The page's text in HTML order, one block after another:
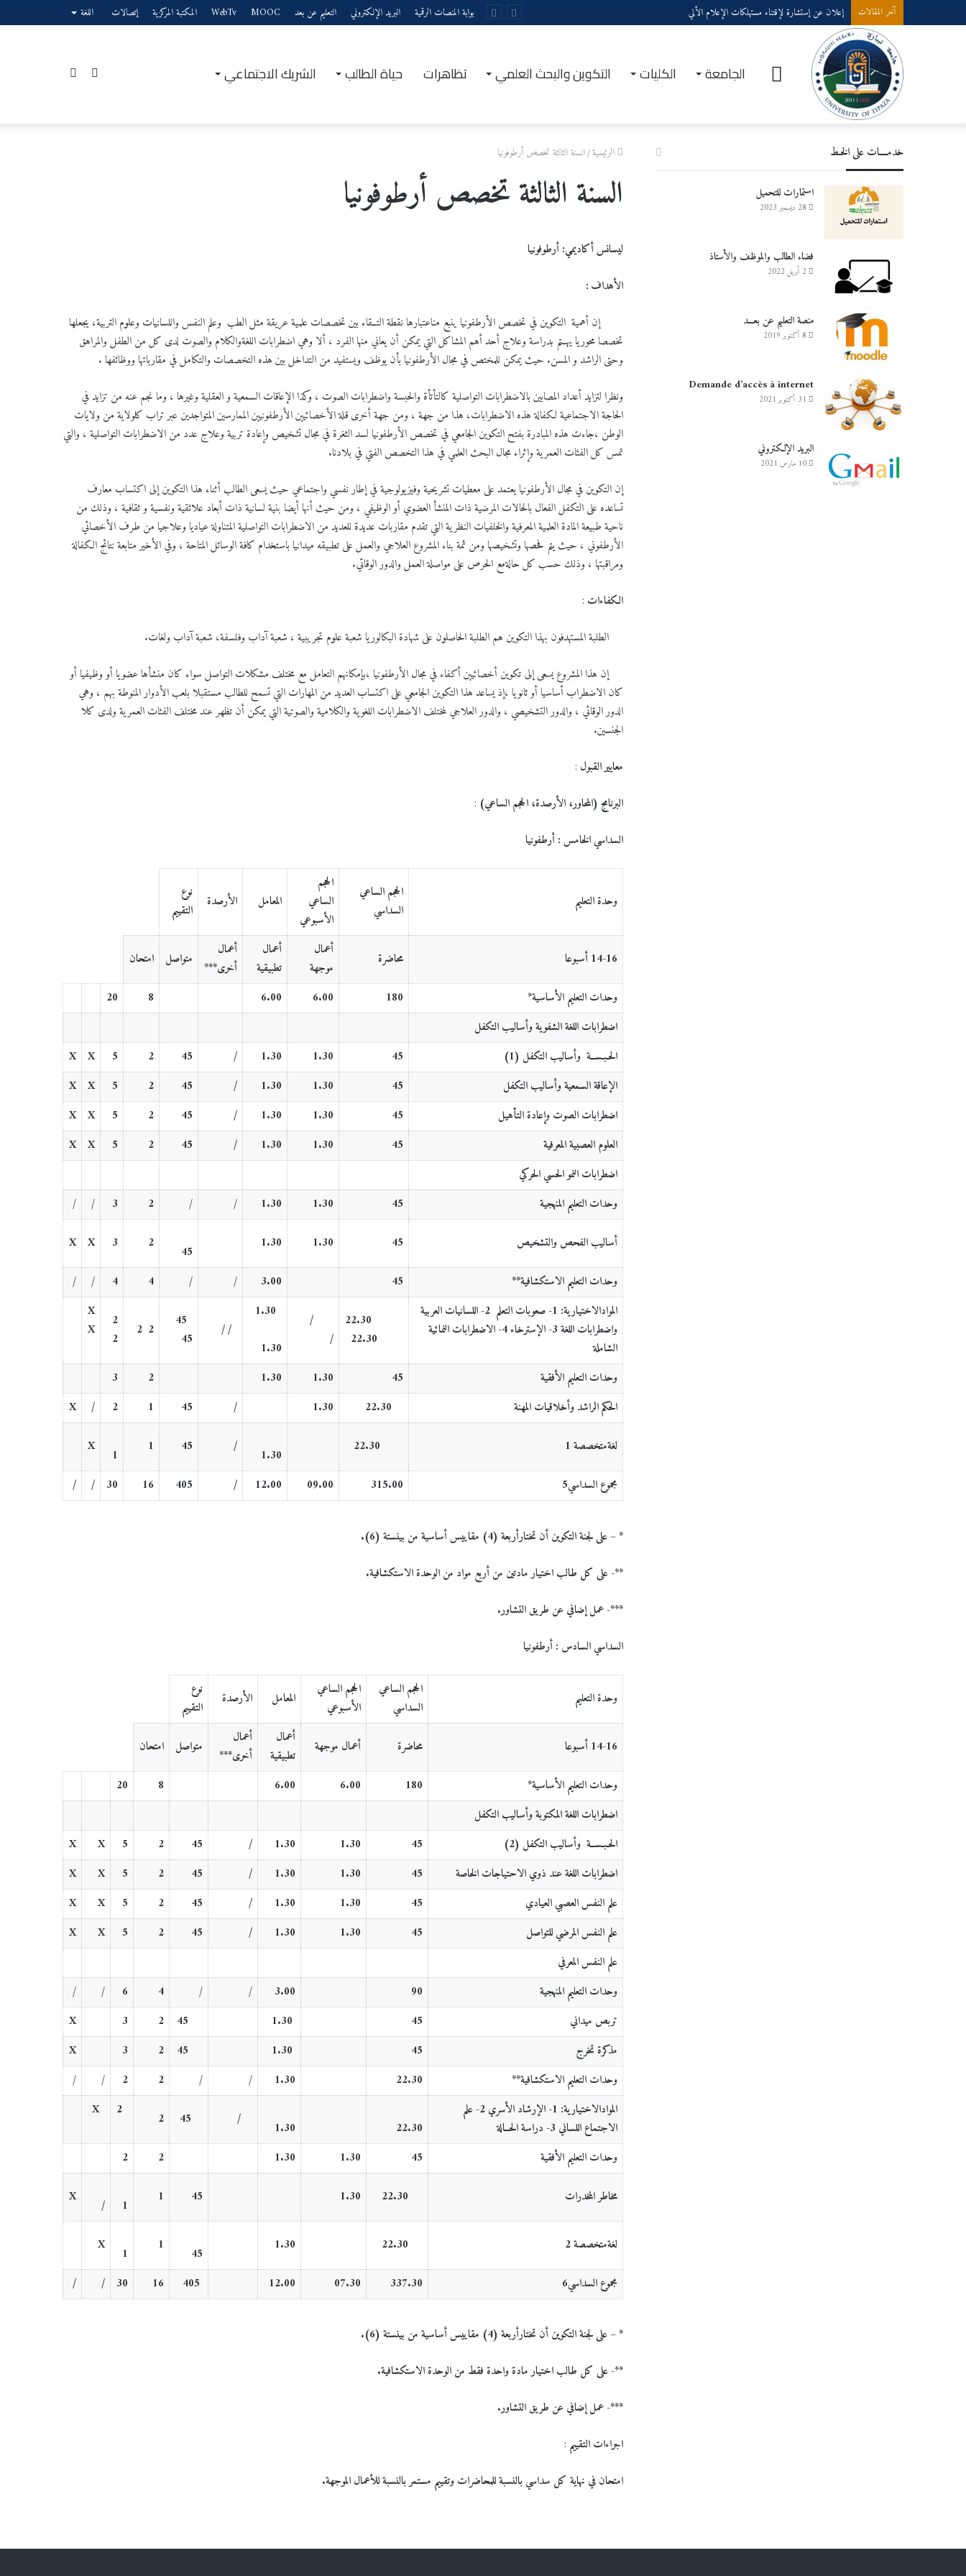
آخر المقالات إعلان عن إستشارة لإقتناء مستهلكات الإعلام الألي بوابة المنصات الرقمية البريد الإلكتروني التعليم عن بعد MOOC
WebTv المكتبة المركزية إتصالات اللغة
الرئيسيةالجامعة الكليات التكوين والبحث العلمي تظاهرات حياة الطالب الشريك الاجتماعي إضافة
الرئيسية/السنة الثالثة تخصص أرطوفونيا
السنة الثالثة تخصص أرطوفونيا
ليسانس أكاديمي: أرطوفونيا
الأهداف:
إن أهمية التكوين في تخصص الأرطفونيا ينبع مناعتبارها نقطة التــقاء بين تخصصات علمية عريقة مثل الطب وعلم النفس واللسانيات وعلوم التربية، يجعلها
تخصصا محوريا يهــتم بدراسة وعلاج أحد أهم المشاكل التي يمكن أن يعاني منها الفرد ، ألا وهي اضطرابات اللغةوالكلام والصوت لدى كل من الطفل والمراهق
وحتى الراشد و المسن. حيث يمكن للمختص في مجال الأرطفونيا بأن يوظف ويستفيد من التداخل بين هذه التخصصات والتكامل في مقارباتها ووظائفها .
ونظرا لتزايد أعداد المصابين بالاضطرابات التواصلية كالتأتأة والحبسة واضطرابات الصوت ، وكذا الإعاقات السمعية و العقلية وغيرها ، وما نجم عنه من تزايد في
الحاجة الاجتماعية لكفالة هذه الاضطرابات، هذا من جهة ، ومن جهة أخرى قلة الأخصائيين الأرطفونيين الممارسين المتواجدين عبر تراب كلولاية من ولايات
الوطن ،جاءت هذه المبادرة بفتح التكوين الجامعي في تخصص الأرطفونيا لسد الثغرة في مجال تشخيص وإعادة تربية وعلاج عدد من الاضطرابات التواصلية ، والتي
تمس كل الفئات العمرية وإثراء مجال البحث العلمي في هذا التخصص الفتي في بلادنا.
إن التكوين في مجال الأرطفونيا يعتمد على معطيات تشريحية وفيزيولوجية في إطار نفسي واجتماعي حيث يسعى الطالب أثناء هذا التكوين إلى اكتساب معارف
تساعده على التكفل الفعال بالحالات المرضية ذات المنشأ العضوي أو الوظيفي ، ومن حيث أنها أيضا بنية لسانية ذات أبعاد علائقية ونفسية و ثقافية ، وذلك من
ناحية طبيعة المادة العلمية المعرفية والخلفيات النظرية التي تقدم مقاربات عديدة للعديد من الاضطرابات التواصلية المتناولة عياديا وعلاجيا من طرف الأخصائي
الأرطفوني ، حيث يتم فحصها وتشخيصها ومن ثمة بناء المشروع العلاجي والعمل على تطبيقه ميدانيا باستخدام كافة الوسائل المتاحة ، وفي الأخير متابعة نتائج الكفالة
ومراقبتها ، وذلك حسب كل حالةمع الحرص على مواصلة العمل والدور الوقائي.
الكفاءات :
الطلبة المستهدفون بهذا التكوين هم الطلبة الحاصلون على شهادة البكالوريا شعبة علوم تجريبية ، شعبة آداب وفلسفة، شعبة آداب ولغات.
إن هذا المشروع يسعى إلى تكوين أخصائيين أكفاء في مجال الأرطفونيا ،بإمكانهم التعامل مع مختلف مشكلات التواصل سواء كان منشأها عضويا أو وظيفيا أو
كان الاضطراب أساسيا أو ثانويا ،إذ يساعد هذا التكوين الجامعي على اكتساب العديد من المهارات التي تسمح للطالب مستقبلا بلعب الأدوار المنوطة بهم ، وهي
الدور الوقائي ، والدور التشخيصي ، والدور العلاجي لمختلف الاضطرابات اللغوية والكلامية والصوتية التي يمكن أن تظهر عند مختلف الفئات العمرية ولدى كلا
الجنسين.
معايير القبول :
البرنامج (المحاور، الأرصدة، الحجم الساعي) :
السداسي الخامس : أرطفونيا
وحدة التعليم
الحجم الساعي
السداسي
الحجم
الساعي
الأسبوعي
المعامل الأرصدة
نوع
التقييم
14-16 أسبوعا محاضرة
أعمال
موجهة
أعمال
تطبيقية
أعمال
أخرى***
متواصل
امتحان
وحدات التعليم الأساسية*
180
6.00
6.00
8
20
اضطرابات اللغة الشفوية وأساليب التكفل
الحـبـســة وأساليب التكفل (1)
45
1.30
1.30
/
45
2
5
X
X
الإعاقة السمعية وأساليب التكفل
45
1.30
1.30
/
45
2
5
X
X
اضطرابات الصوت وإعادة التأهيل
45
1.30
1.30
/
45
2
5
X
X
العلوم العصبية المعرفية
45
1.30
1.30
/
45
2
5
X
X
اضطرابات النمو الحسي الحركي
وحدات التعليم المنهجية
45
1.30
1.30
/
/
2
3
/
/
أساليب الفحص والتشخيص
45
1.30
1.30
45
2
3
X
X
وحدات التعليم الاستكشافية**
45
3.00
/
/
4
4
/
/
الموادالاختيارية: 1- صعوبات التعلم 2- اللسانيات العربية
واضطرابات اللغة3- الإسترخاء
4- الاضطرابات النمائية
الشاملة
/
/
1.30
1.30
/
/
45
45
2
2
2
2
X
X
وحدات التعليم الأفقية 45
1.30
1.30
2
3
الحكم الراشد وأخلاقيات المهنة 1.30
/
45
1
2
/
X
لغةمتخصصة 1
1.30
/
45
1
1
X
مجموع السداسي5
315.00
09.00
12.00
/
405
16
30
/
/
* – على لجنة التكوين أن تختارأربعة (4) مقاييس أساسية من بينستة (6).
**- على كل طالب اختيار مادتين من أربع مواد من الوحدة الاستكشافية.
***- عمل إضافي عن طريق التشاور.
السداسي السادس : أرطفونيا
وحدة التعليم
الحجم الساعي
السداسي
الحجم الساعي
الأسبوعي
المعامل الأرصدة
نوع
التقييم
14-16 أسبوعا
محاضرة أعمال موجهة
أعمال
تطبيقية
أعمال
أخرى***
متواصل
امتحان
وحدات التعليم الأساسية*
180
6.00
6.00
8
20
اضطرابات اللغة المكتوبة وأساليب التكفل
الحـبـســة وأساليب التكفل (2)
45
1.30
1.30
/
45
2
5
X
X
اضطرابات اللغة عند ذوي الاحتياجات الخاصة
45
1.30
1.30
/
45
2
5
X
X
علم النفس العصبي العيادي
45
1.30
1.30
/
45
2
5
X
X
علم النفس المرضي للتواصل
45
1.30
1.30
/
45
2
5
X
X
علم النفس المعرفي
وحدات التعليم المنهجية
90
3.00
/
/
4
6
/
/
تربص ميداني
45
2
3
X
مذكرة تخرج
45
2
3
X
وحدات التعليم الاستكشافية**
22.30
1.30
/
/
2
2
/
/
الموادالاختيارية: 1- الإرشاد الأسري 2- علم
الاجتماع اللساني 3- دراسة الحــالة 22.30
1.30
/
45
2
2
X
وحدات التعليم الأفقية 45
1.30
1.30
2
2
مخاطر المخدرات
1.30
45
1
1
/
X
لغةمتخصصة 2 1.30
45
1
1
X
مجموع السداسي6
337.30
07.30
12.00
16
30
/
/
* – على لجنة التكوين أن تختارأربعة (4) مقاييس أساسية من بينستة (6).
**- على كل طالب اختيار مادة واحدة فقط من الوحدة الاستكشافية.
***- عمل إضافي عن طريق التشاور.
اجراءات التقييم :
امتحان في نهاية كل سداسي بالنسبة للمحاضرات وتقييم مستمر بالنسبة للأعمال الموجهة.
خدمــــات على الخـط
استمارات للتحميل
28 ديسمبر 2023
فضاء الطالب والموظف والأستاذ
2 أبريل 2022
منصة التعليم عن بعـــد
8 أكتوبر 2019
Demande d’accès à internet
31 أكتوبر 2021
البريد الإلكتروني
10 مارس 2021